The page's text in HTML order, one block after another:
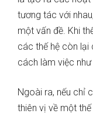
tương tác với
một vấn đề. Khi
các thế hệ còn lại
cách làm việc
Ngoài ra, nếu chỉ
thiên vị về một